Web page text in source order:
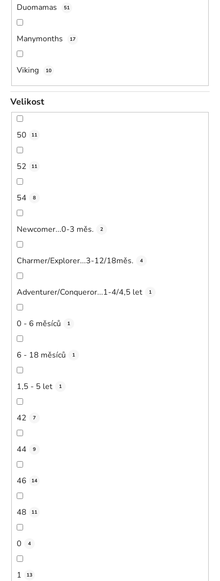
Duomamas 51
Manymonths 17
Viking 10
Velikost
50 11
52 11
54 8
Newcomer...0-3 měs. 2
Charmer/Explorer...3-12/18měs. 4
Adventurer/Conqueror...1-4/4,5 let 1
0 - 6 měsíců 1
6 - 18 měsíců 1
1,5 - 5 let 1
42 7
44 9
46 14
48 11
0 4
1 13